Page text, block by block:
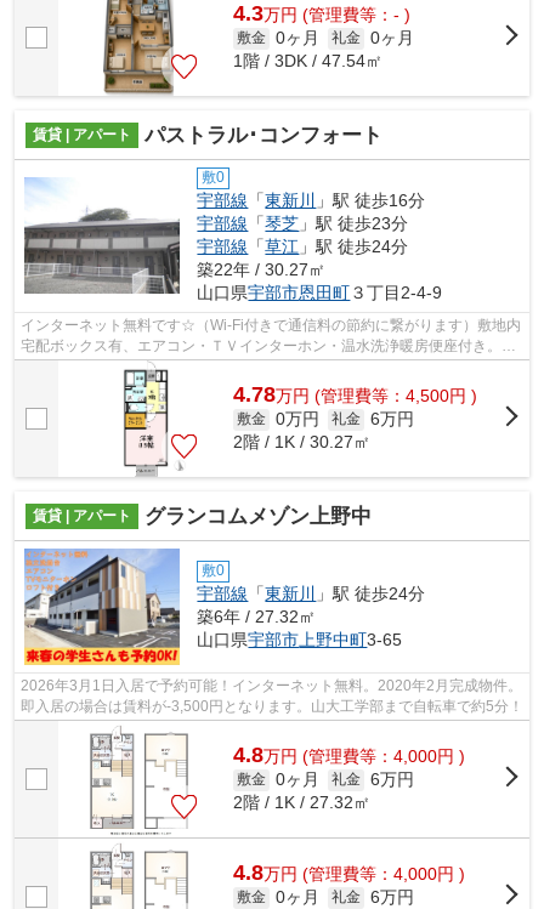
4.3万円 (管理費等：- )
敷金 0ヶ月 礼金 0ヶ月
1階 / 3DK / 47.54㎡
賃貸 | アパート パストラル･コンフォート
敷0
宇部線 「東新川
」駅 徒歩16分
宇部線 「琴芝 」駅 徒歩23分
宇部線 「草江 」駅 徒歩24分
築22年 / 30.27㎡
山口県宇部市恩田町３丁目2-4-9
インターネット無料です☆（Wi-Fi付きで通信料の節約に繋がります）敷地内
宅配ボックス有、エアコン・ＴＶインターホン・温水洗浄暖房便座付き。Ｃ
ＡＴＶ対応です♪ウォークインクローゼ...
4.78万円 (管理費等：4,500円 )
敷金 0万円 礼金 6万円
2階 / 1K / 30.27㎡
賃貸 | アパート グランコムメゾン上野中
敷0
宇部線 「東新川
」駅 徒歩24分
築6年 / 27.32㎡
山口県宇部市 上野中町3-65
2026年3月1日入居で予約可能！インターネット無料。2020年2月完成物件。
即入居の場合は賃料が-3,500円となります。山大工学部まで自転車で約5分！
4.8万円 (管理費等：4,000円 )
敷金 0ヶ月 礼金 6万円
2階 / 1K / 27.32㎡
4.8万円 (管理費等：4,000円 )
敷金 0ヶ月 礼金 6万円